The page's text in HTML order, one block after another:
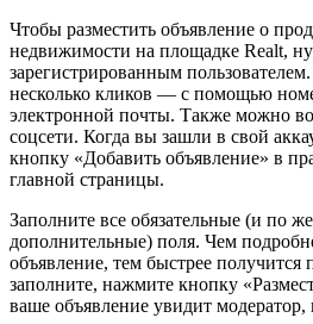
Чтобы разместить объявление о
недвижимости на площадке Realt,
зарегистрированным
несколько кликов — с помощью
электронной почты. Также можно
соцсети. Когда вы зашли в свой
кнопку «Добавить объявление» в
главной страницы.
Заполните все обязательные (и по
дополнительные) поля. Чем
объявление, тем быстрее получится
заполните, нажмите кнопку
ваше объявление увидит модератор,